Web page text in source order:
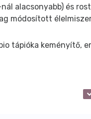
alacsonyabb) és
módosított
tápióka